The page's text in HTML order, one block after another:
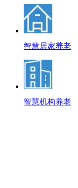
智慧居家养老
智慧机构养老